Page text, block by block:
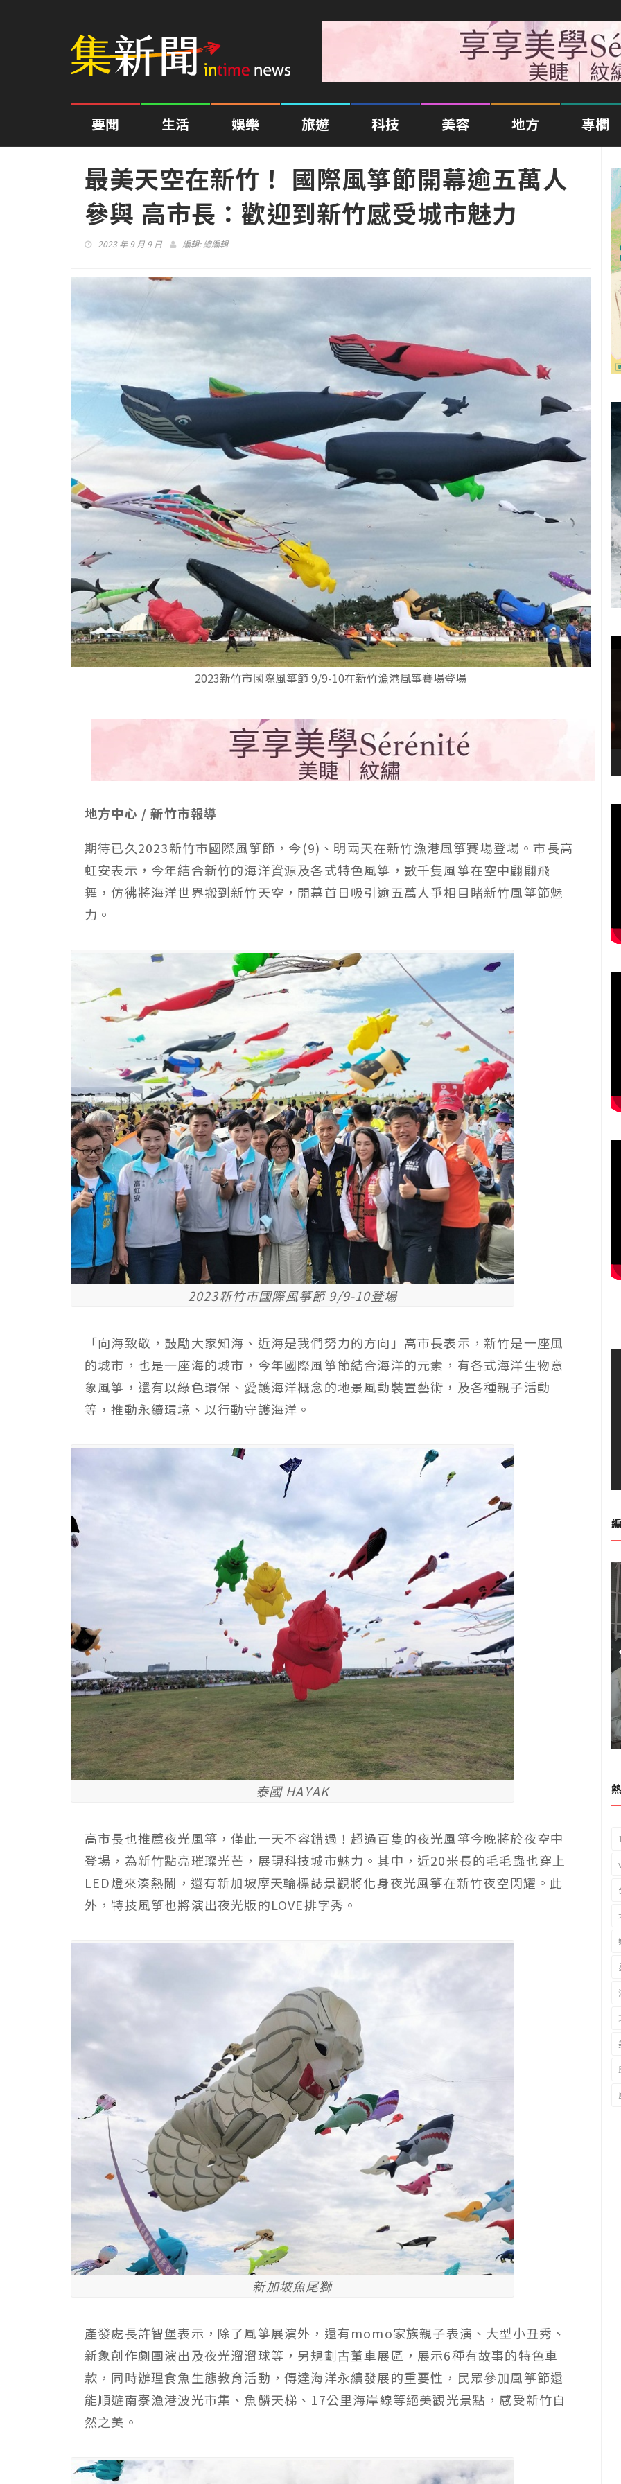
要聞 生活 娛樂 旅遊 科技 美容 地方 專欄
最美天空在新竹！ 國際風箏節開幕逾五萬人
參與 高市長：歡迎到新竹感受城市魅力
2023 年 9 月 9 日 編輯:總編輯
2023新竹市國際風箏節 9/9-10在新竹漁港風箏賽場登場
地方中心 / 新竹市報導
期待已久2023新竹市國際風箏節，今(9)、明兩天在新竹漁港風箏賽場登場。市長高
虹安表示，今年結合新竹的海洋資源及各式特色風箏，數千隻風箏在空中翩翩飛
舞，仿彿將海洋世界搬到新竹天空，開幕首日吸引逾五萬人爭相目睹新竹風箏節魅
力。
2023新竹市國際風箏節 9/9-10登場
「向海致敬，鼓勵大家知海、近海是我們努力的方向」高市長表示，新竹是一座風
的城市，也是一座海的城市，今年國際風箏節結合海洋的元素，有各式海洋生物意
象風箏，還有以綠色環保、愛護海洋概念的地景風動裝置藝術，及各種親子活動
等，推動永續環境、以行動守護海洋。
泰國 HAYAK
高市長也推薦夜光風箏，僅此一天不容錯過！超過百隻的夜光風箏今晚將於夜空中
登場，為新竹點亮璀璨光芒，展現科技城市魅力。其中，近20米長的毛毛蟲也穿上
LED燈來湊熱鬧，還有新加坡摩天輪標誌景觀將化身夜光風箏在新竹夜空閃耀。此
外，特技風箏也將演出夜光版的LOVE排字秀。
新加坡魚尾獅
產發處長許智堡表示，除了風箏展演外，還有momo家族親子表演、大型小丑秀、
新象創作劇團演出及夜光溜溜球等，另規劃古董車展區，展示6種有故事的特色車
款，同時辦理食魚生態教育活動，傳達海洋永續發展的重要性，民眾參加風箏節還
能順遊南寮漁港波光市集、魚鱗天梯、17公里海岸線等絕美觀光景點，感受新竹自
然之美。